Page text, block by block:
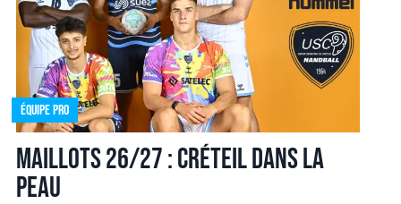
Équipe pro
Maillots 26/27 : Créteil dans la
peau